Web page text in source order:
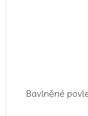
Bavlněné